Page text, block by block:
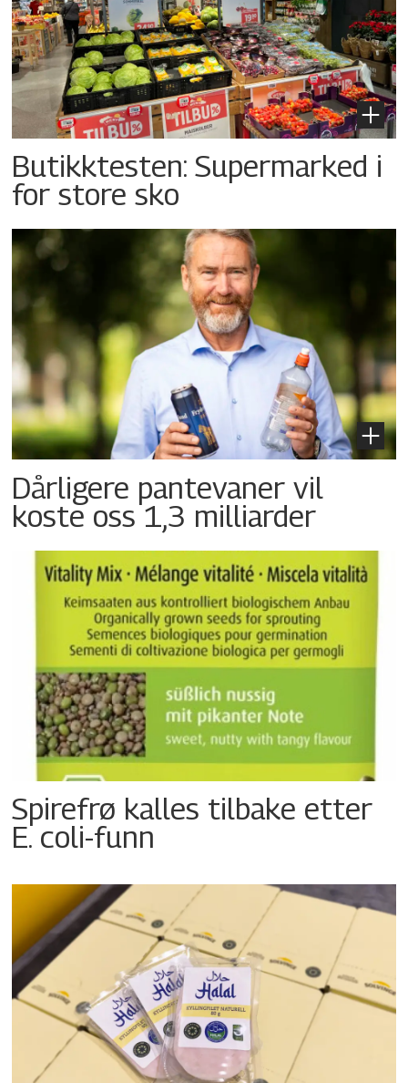
Butikktesten: Supermarked i
for store sko
Dårligere pantevaner vil
koste oss 1,3 milliarder
Spirefrø kalles tilbake etter
E. coli-funn